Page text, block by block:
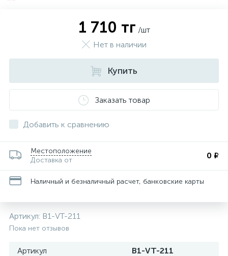
1 710 тг /шт
Нет в наличии
Купить
Заказать товар
Добавить к сравнению
Местоположение
Доставка от
0 ₽
Наличный и безналичный расчет, банковские карты
Артикул: B1-VT-211
Пока нет отзывов
Артикул
B1-VT-211